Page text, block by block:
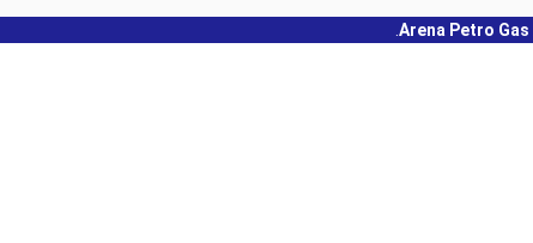
Arena Petro Gas